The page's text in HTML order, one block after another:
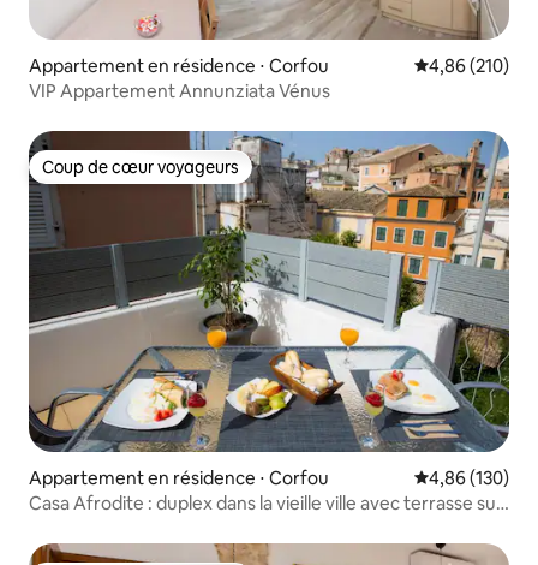
Appartement en résidence ⋅ Corfou Évaluation
4,86 (210)
VIP Appartement Annunziata Vénus
Coup de cœur voyageurs
Coup de cœur voyageurs
Appartement en résidence ⋅ Corfou Évaluation
4,86 (130)
Casa Afrodite : duplex dans la vieille ville avec terrasse sur